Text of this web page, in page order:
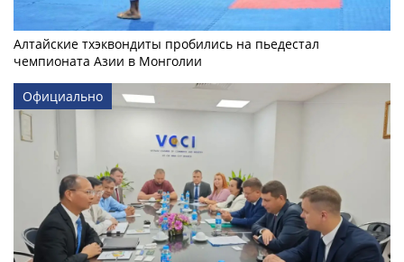
Алтайские тхэквондиты пробились на пьедестал
чемпионата Азии в Монголии
Официально